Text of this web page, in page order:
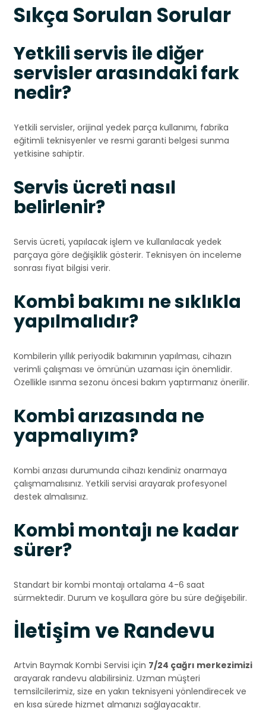
Sıkça Sorulan Sorular
Yetkili servis ile diğer
servisler arasındaki fark
nedir?
Yetkili servisler, orijinal yedek parça kullanımı, fabrika
eğitimli teknisyenler ve resmi garanti belgesi sunma
yetkisine sahiptir.
Servis ücreti nasıl
belirlenir?
Servis ücreti, yapılacak işlem ve kullanılacak yedek
parçaya göre değişiklik gösterir. Teknisyen ön inceleme
sonrası fiyat bilgisi verir.
Kombi bakımı ne sıklıkla
yapılmalıdır?
Kombilerin yıllık periyodik bakımının yapılması, cihazın
verimli çalışması ve ömrünün uzaması için önemlidir.
Özellikle ısınma sezonu öncesi bakım yaptırmanız önerilir.
Kombi arızasında ne
yapmalıyım?
Kombi arızası durumunda cihazı kendiniz onarmaya
çalışmamalısınız. Yetkili servisi arayarak profesyonel
destek almalısınız.
Kombi montajı ne kadar
sürer?
Standart bir kombi montajı ortalama 4-6 saat
sürmektedir. Durum ve koşullara göre bu süre değişebilir.
İletişim ve Randevu
Artvin Baymak Kombi Servisi için 7/24 çağrı merkezimizi
arayarak randevu alabilirsiniz. Uzman müşteri
temsilcilerimiz, size en yakın teknisyeni yönlendirecek ve
en kısa sürede hizmet almanızı sağlayacaktır.